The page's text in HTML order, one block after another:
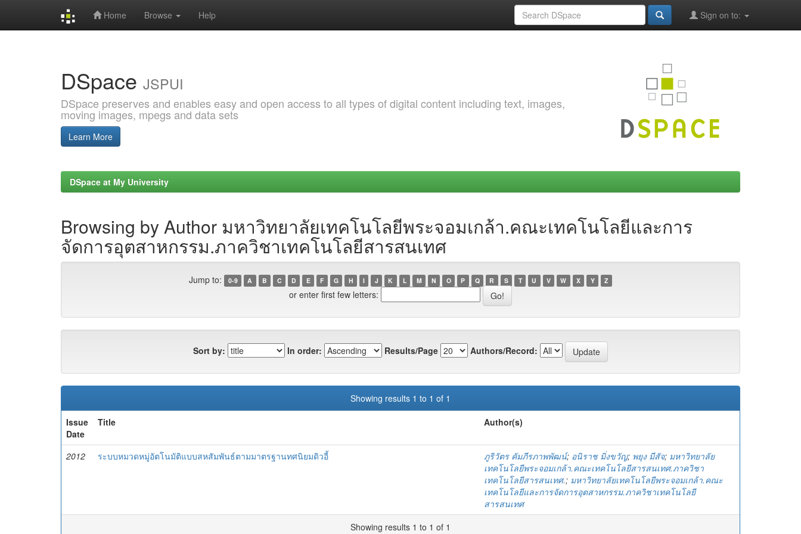
Home Browse Help Sign on to:
DSpace JSPUI
DSpace preserves and enables easy and open access to all types of digital content including text, images,
moving images, mpegs and data sets
Learn More
DSpace at My University
Browsing by Author มหาวิทยาลัยเทคโนโลยีพระจอมเกล้า.คณะเทคโนโลยีและการ
จัดการอุตสาหกรรม.ภาควิชาเทคโนโลยีสารสนเทศ
Jump to: 0-9 A B C D E F G H I J K L M N O P Q R S T U V W X Y Z
or enter first few letters:
Sort by: In order: Results/Page Authors/Record:
Showing results 1 to 1 of 1
Issue
Date
Title Author(s)
2012 ระบบหมวดหมู่อัตโนมัติแบบสหสัมพันธ์ตามมาตรฐานทศนิยมดิวอี้ ภูริวัตร คัมภีรภาพพัฒน์; อนิราช มิ่งขวัญ; พยุง มีสัจ; มหาวิทยาลัย
เทคโนโลยีพระจอมเกล้า.คณะเทคโนโลยีสารสนเทศ.ภาควิชา
เทคโนโลยีสารสนเทศ.; มหาวิทยาลัยเทคโนโลยีพระจอมเกล้า.คณะ
เทคโนโลยีและการจัดการอุตสาหกรรม.ภาควิชาเทคโนโลยี
สารสนเทศ
Showing results 1 to 1 of 1